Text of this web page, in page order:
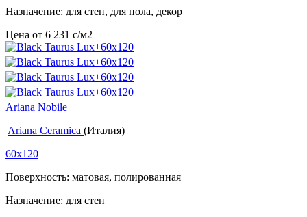
Назначение: для стен, для пола, декор
Цена от 6 231 c/м2
Ariana Nobile
Ariana Ceramica (Италия)
60x120
Поверхность: матовая, полированная
Назначение: для стен